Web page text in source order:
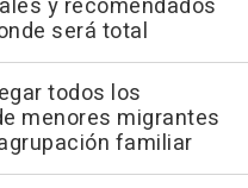
y recomendados
será total
todos los
menores migrantes
familiar